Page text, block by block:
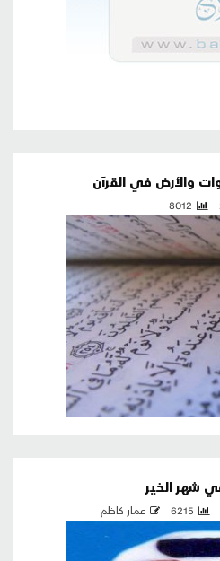
والأرض في القرآن
8012
شهر الخير
6215 عمار كاظم